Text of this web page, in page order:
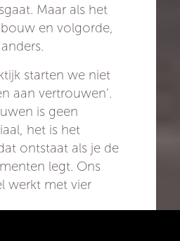
Maar als het
en volgorde,
starten we niet
aan vertrouwen’.
is geen
het is het
ontstaat als je de
legt. Ons
werkt met vier